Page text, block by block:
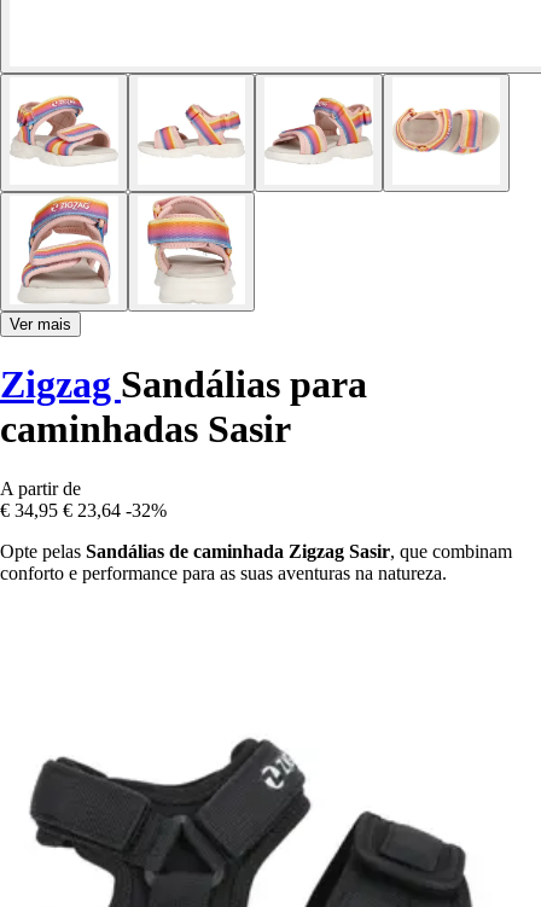
Ver mais
Zigzag Sandálias para
caminhadas Sasir
A partir de
€ 34,95 € 23,64 -32%
Opte pelas Sandálias de caminhada Zigzag Sasir, que combinam
conforto e performance para as suas aventuras na natureza.